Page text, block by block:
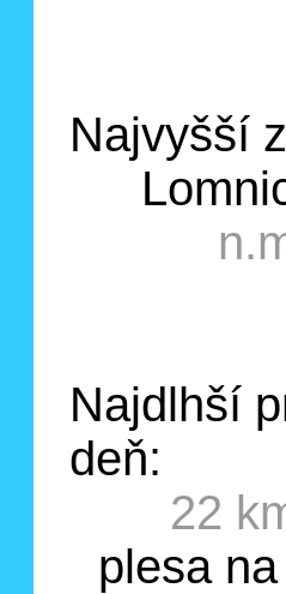
Najvyšší
Najdlhší
deň:
22
plesa